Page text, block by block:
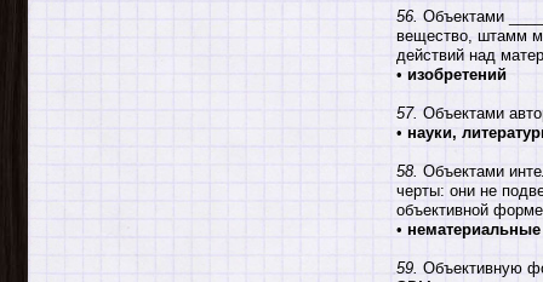
56. Объектами
вещество, штамм
действий над
• изобретений
57. Объектами
• науки,
58. Объектами
черты: они не
объективной
• нематериальные
59. Объективную